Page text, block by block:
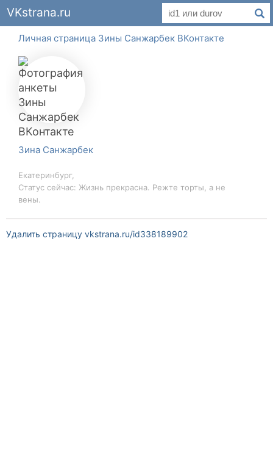
VKstrana.ru
Личная страница Зины Санжарбек ВКонтакте
Зина Санжарбек
Екатеринбург,
Статус сейчас: Жизнь прекрасна. Режте торты, а не
вены.
Удалить страницу vkstrana.ru/id338189902